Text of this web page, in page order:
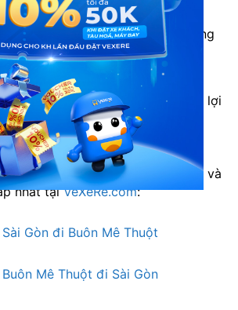
vé thường hết sớm vào những
nên liên hệ tổng đài 1900 7070
trước để tránh hết vé.
có thể trải nghiệm đặt vé tiện lợi
trên app VEXERE:
blog
các hãng xe cùng tuyến đường và
nhất tạiVeXeRe.com:
Gòn đi Buôn Mê Thuột
Mê Thuột đi Sài Gòn